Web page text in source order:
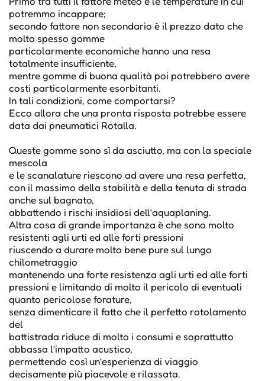
potremmo incappare;
secondo fattore non secondario è il prezzo dato che
molto spesso gomme
particolarmente economiche hanno una resa
totalmente insufficiente,
mentre gomme di buona qualità poi potrebbero avere
costi particolarmente esorbitanti.
In tali condizioni, come comportarsi?
Ecco allora che una pronta risposta potrebbe essere
data dai pneumatici Rotalla.
Queste gomme sono sì da asciutto, ma con la speciale
mescola
e le scanalature riescono ad avere una resa perfetta,
con il massimo della stabilità e della tenuta di strada
anche sul bagnato,
abbattendo i rischi insidiosi dell’aquaplaning.
Altra cosa di grande importanza è che sono molto
resistenti agli urti ed alle forti pressioni
riuscendo a durare molto bene pure sul lungo
chilometraggio
mantenendo una forte resistenza agli urti ed alle forti
pressioni e limitando di molto il pericolo di eventuali
quanto pericolose forature,
senza dimenticare il fatto che il perfetto rotolamento
del
battistrada riduce di molto i consumi e soprattutto
abbassa l’impatto acustico,
permettendo così un’esperienza di viaggio
decisamente più piacevole e rilassata.